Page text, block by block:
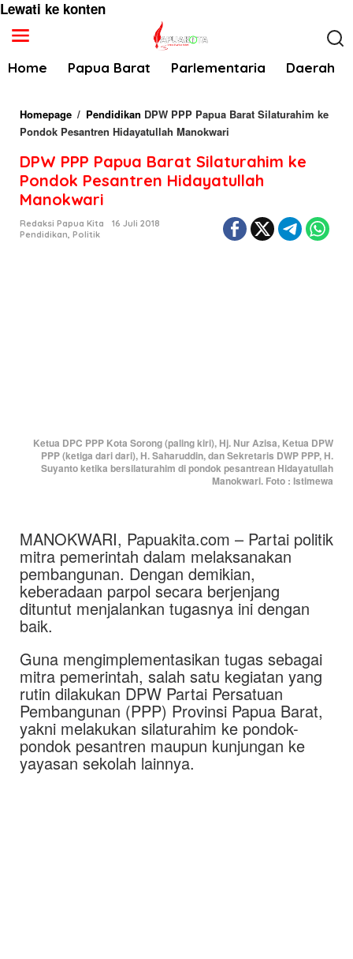
Lewati ke konten
Home Papua Barat Parlementaria Daerah
Homepage / Pendidikan DPW PPP Papua Barat Silaturahim ke
Pondok Pesantren Hidayatullah Manokwari
DPW PPP Papua Barat Silaturahim ke
Pondok Pesantren Hidayatullah
Manokwari
Redaksi Papua Kita
16 Juli 2018
Pendidikan, Politik
Ketua DPC PPP Kota Sorong (paling kiri), Hj. Nur Azisa, Ketua DPW
PPP (ketiga dari dari), H. Saharuddin, dan Sekretaris DWP PPP, H.
Suyanto ketika bersilaturahim di pondok pesantrean Hidayatullah
Manokwari. Foto : Istimewa
MANOKWARI, Papuakita.com – Partai politik
mitra pemerintah dalam melaksanakan
pembangunan. Dengan demikian,
keberadaan parpol secara berjenjang
dituntut menjalankan tugasnya ini dengan
baik.
Guna mengimplementasikan tugas sebagai
mitra pemerintah, salah satu kegiatan yang
rutin dilakukan DPW Partai Persatuan
Pembangunan (PPP) Provinsi Papua Barat,
yakni melakukan silaturahim ke pondok-
pondok pesantren maupun kunjungan ke
yayasan sekolah lainnya.